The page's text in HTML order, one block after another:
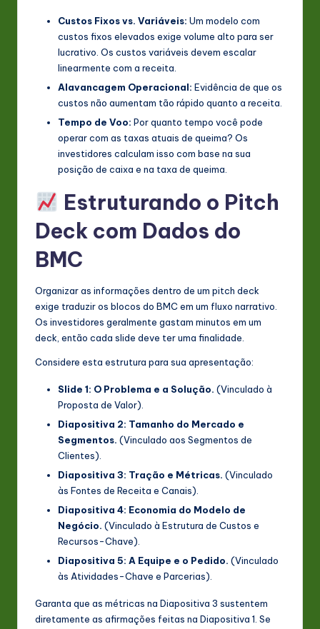
Custos Fixos vs. Variáveis: Um modelo com
custos fixos elevados exige volume alto para ser
lucrativo. Os custos variáveis devem escalar
linearmente com a receita.
Alavancagem Operacional: Evidência de que os
custos não aumentam tão rápido quanto a receita.
Tempo de Voo: Por quanto tempo você pode
operar com as taxas atuais de queima? Os
investidores calculam isso com base na sua
posição de caixa e na taxa de queima.
Estruturando o Pitch
Deck com Dados do
BMC
Organizar as informações dentro de um pitch deck
exige traduzir os blocos do BMC em um fluxo narrativo.
Os investidores geralmente gastam minutos em um
deck, então cada slide deve ter uma finalidade.
Considere esta estrutura para sua apresentação:
Slide 1: O Problema e a Solução. (Vinculado à
Proposta de Valor).
Diapositiva 2: Tamanho do Mercado e
Segmentos. (Vinculado aos Segmentos de
Clientes).
Diapositiva 3: Tração e Métricas. (Vinculado
às Fontes de Receita e Canais).
Diapositiva 4: Economia do Modelo de
Negócio. (Vinculado à Estrutura de Custos e
Recursos-Chave).
Diapositiva 5: A Equipe e o Pedido. (Vinculado
às Atividades-Chave e Parcerias).
Garanta que as métricas na Diapositiva 3 sustentem
diretamente as afirmações feitas na Diapositiva 1. Se